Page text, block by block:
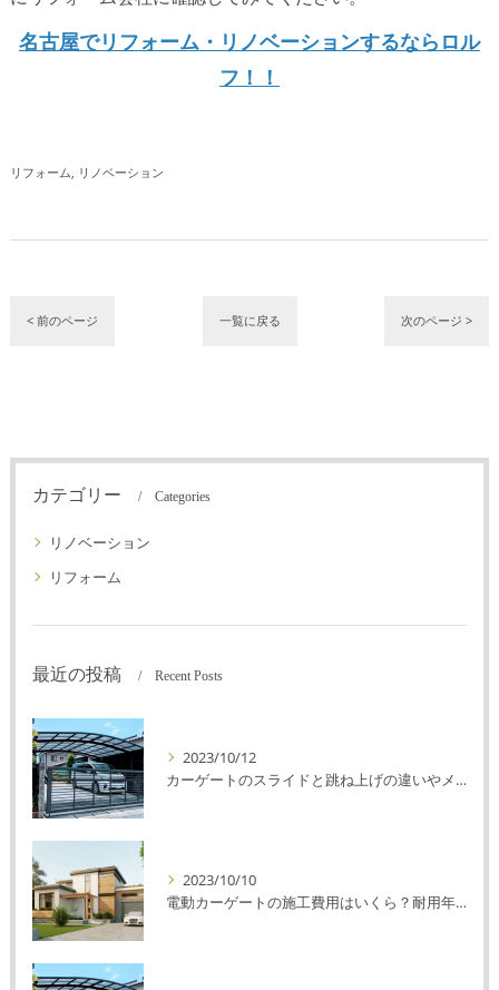
名古屋でリフォーム・リノベーションするならロル
フ！！
リフォーム リノベーション
< 前のページ 一覧に戻る 次のページ >
カテゴリー Categories
リノベーション
リフォーム
最近の投稿 Recent Posts
2023/10/12
カーゲートのスライドと跳ね上げの違いやメリットデメリットを解説！
2023/10/10
電動カーゲートの施工費用はいくら？耐用年数や注意点を解説！